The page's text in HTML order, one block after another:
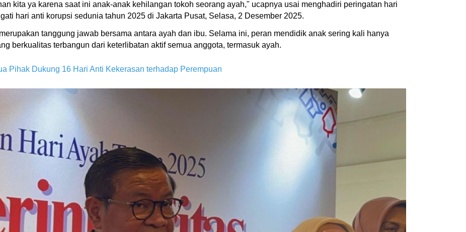
kita ya karena saat ini anak-anak kehilangan tokoh seorang ayah," ucapnya usai menghadiri peringatan hari
hari anti korupsi sedunia tahun 2025 di Jakarta Pusat, Selasa, 2 Desember 2025.
tanggung jawab bersama antara ayah dan ibu. Selama ini, peran mendidik anak sering kali hanya
berkualitas terbangun dari keterlibatan aktif semua anggota, termasuk ayah.
Pihak Dukung 16 Hari Anti Kekerasan terhadap Perempuan